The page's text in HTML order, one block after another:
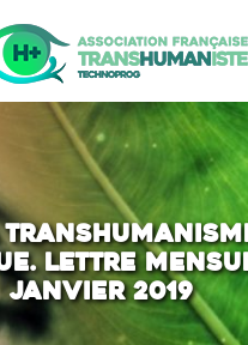
Homme augmenté
Immortalité ?
Question sociale
Risques
L’association
Lettre
janvier 2019